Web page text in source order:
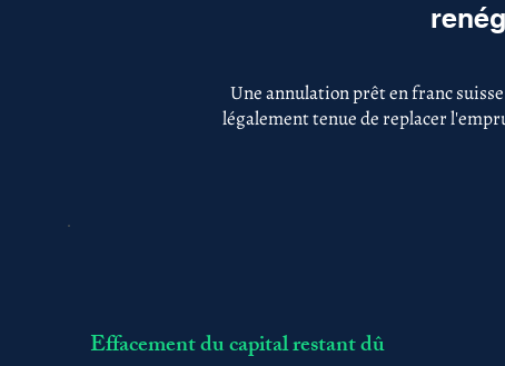
Une annulation prêt en franc
légalement tenue de replacer
Effacement du capital restant dû